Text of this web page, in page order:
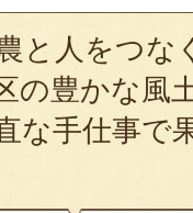
と人をつ
の豊かな風
な手仕事で